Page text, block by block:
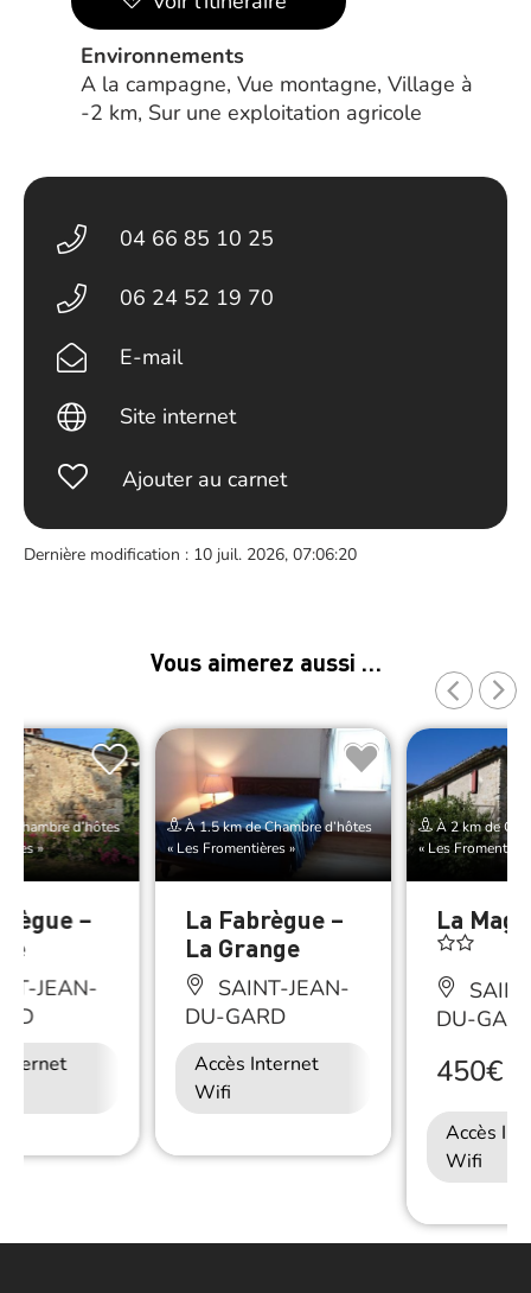
Environnements
A la campagne, Vue montagne, Village à
-2 km, Sur une exploitation agricole
04 66 85 10 25
06 24 52 19 70
E-mail
Site internet
Ajouter au carnet
Dernière modification : 10 juil. 2026, 07:06:20
Vous aimerez aussi …
Chambre d’hôtes
»
–
JEAN-
À 1.5 km de Chambre d’hôtes
« Les Fromentières »
La Fabrègue –
La Grange
SAINT-JEAN-
DU-GARD
Accès Internet
Wifi
À 2 km de
« Les
La
DU-
450€/
Accès
Wifi